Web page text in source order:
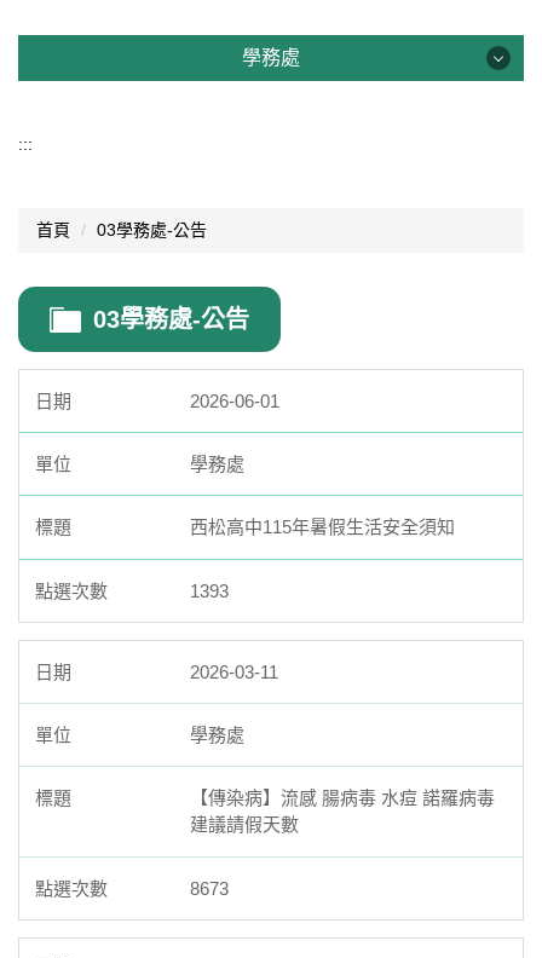
學務處
訓育組
生輔組
衛生組
常見問題
會議記錄
交通安全專區
:::
首頁 03學務處-公告
03學務處-公告
2026-06-01
學務處
西松高中115年暑假生活安全須知
1393
2026-03-11
學務處
【傳染病】流感 腸病毒 水痘 諾羅病毒
建議請假天數
8673